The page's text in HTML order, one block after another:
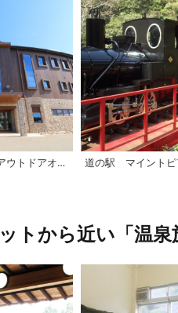
【西条市】モンベルアウトドアオアシス石鎚 道の駅 マイントピ
トから近い「温泉